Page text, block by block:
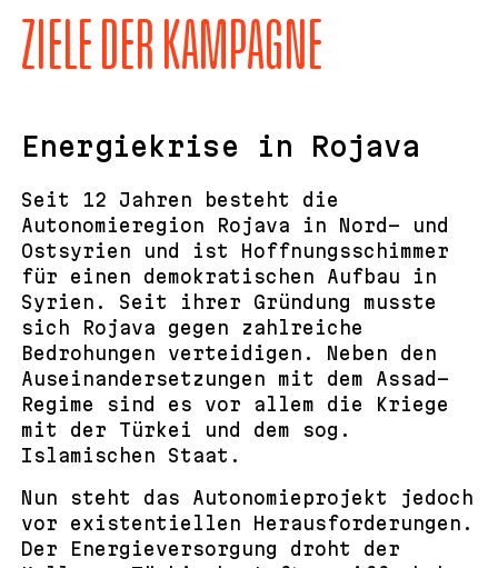
ZIELE DER KAMPAGNE
Energiekrise in Rojava
Seit 12 Jahren besteht die
Autonomieregion Rojava in Nord- und
Ostsyrien und ist Hoffnungsschimmer
für einen demokratischen Aufbau in
Syrien. Seit ihrer Gründung musste
sich Rojava gegen zahlreiche
Bedrohungen verteidigen. Neben den
Auseinandersetzungen mit dem Assad-
Regime sind es vor allem die Kriege
mit der Türkei und dem sog.
Islamischen Staat.
Nun steht das Autonomieprojekt jedoch
vor existentiellen Herausforderungen.
Der Energieversorgung droht der